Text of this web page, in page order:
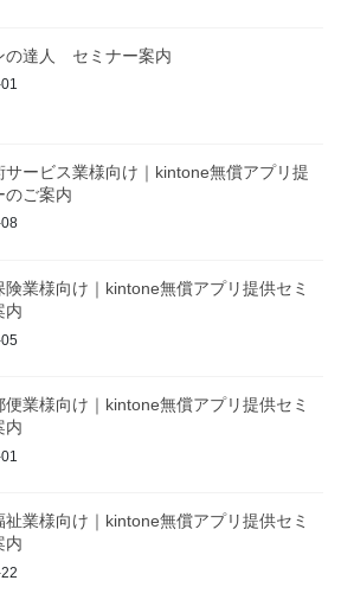
の達人 セミナー案内
サービス業様向け｜kintone無償アプリ提
のご案内
険業様向け｜kintone無償アプリ提供セミ
内
便業様向け｜kintone無償アプリ提供セミ
内
祉業様向け｜kintone無償アプリ提供セミ
内